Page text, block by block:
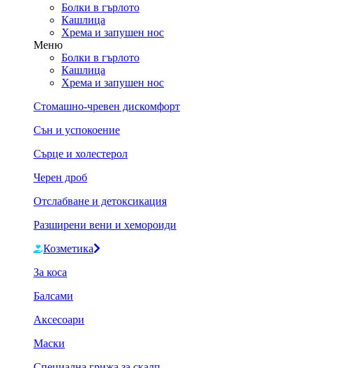
Болки в гърлото
Кашлица
Хрема и запушен нос
Меню
Болки в гърлото
Кашлица
Хрема и запушен нос
Стомашно-чревен дискомфорт
Сън и успокоение
Сърце и холестерол
Черен дроб
Отслабване и детоксикация
Разширени вени и хемороиди
Козметика
За коса
Балсами
Аксесоари
Маски